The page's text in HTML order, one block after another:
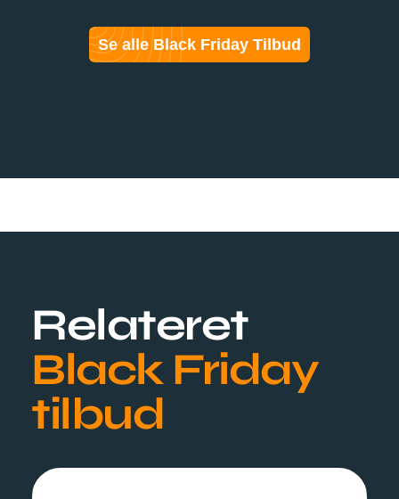
Se alle Black Friday Tilbud
Relateret
Black Friday
tilbud